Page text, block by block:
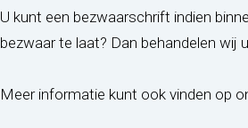
U kunt een bezwaarschrift indien
bezwaar te laat? Dan behandelen wij
Meer informatie kunt ook vinden op